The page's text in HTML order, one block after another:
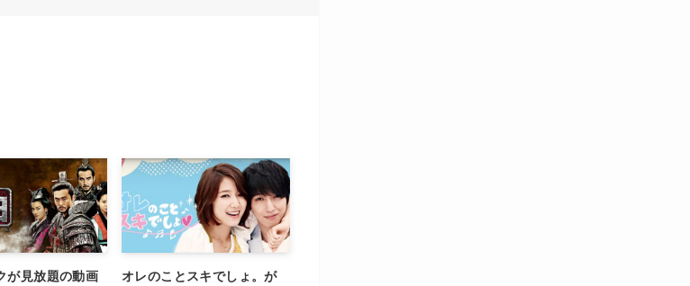
が見放題の動画
オレのことスキでしょ。が